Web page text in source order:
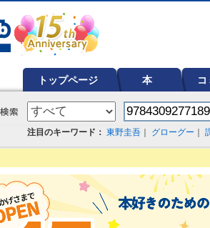
トップページ 本 コ
注目のキーワード： 東野圭吾 グローグー